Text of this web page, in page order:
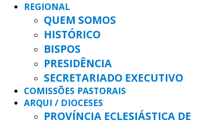
REGIONAL
QUEM SOMOS
HISTÓRICO
BISPOS
PRESIDÊNCIA
SECRETARIADO EXECUTIVO
COMISSÕES PASTORAIS
ARQUI / DIOCESES
PROVÍNCIA ECLESIÁSTICA DE